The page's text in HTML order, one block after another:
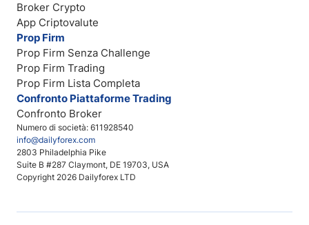
Numero di società: 611928540
info@dailyforex.com
2803 Philadelphia Pike
Suite B #287 Claymont, DE 19703, USA
Copyright 2026 Dailyforex LTD
Broker Crypto
App Criptovalute
Prop Firm
Prop Firm Senza Challenge
Prop Firm Trading
Prop Firm Lista Completa
Confronto Piattaforme Trading
Confronto Broker